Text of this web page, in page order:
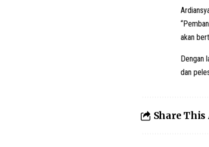
akan
Dengan
dan
Share